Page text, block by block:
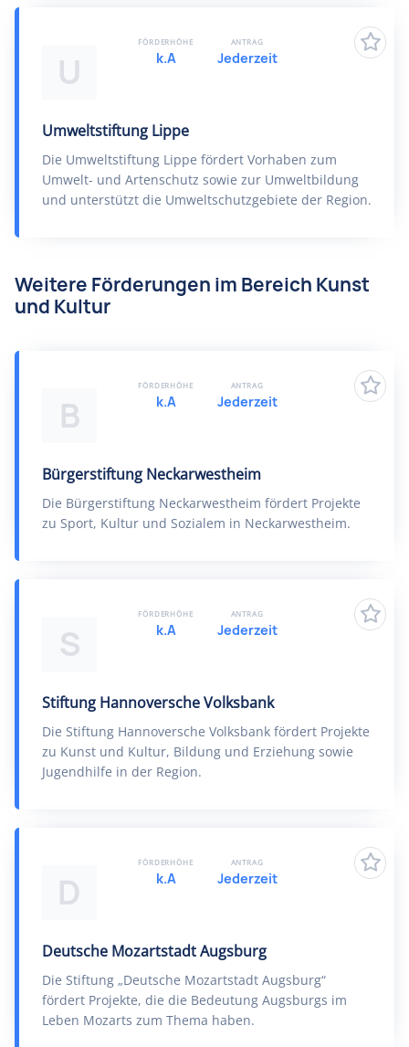
U
Umweltstiftung Lippe
Die Umweltstiftung Lippe fördert Vorhaben zum
Umwelt- und Artenschutz sowie zur Umweltbildung
und unterstützt die Umweltschutzgebiete der Region.
FÖRDERHÖHE
k.A
ANTRAG
Jederzeit
Weitere Förderungen im Bereich Kunst
und Kultur
B
Bürgerstiftung Neckarwestheim
Die Bürgerstiftung Neckarwestheim fördert Projekte
zu Sport, Kultur und Sozialem in Neckarwestheim.
FÖRDERHÖHE
k.A
ANTRAG
Jederzeit
S
Stiftung Hannoversche Volksbank
Die Stiftung Hannoversche Volksbank fördert Projekte
zu Kunst und Kultur, Bildung und Erziehung sowie
Jugendhilfe in der Region.
FÖRDERHÖHE
k.A
ANTRAG
Jederzeit
D
Deutsche Mozartstadt Augsburg
Die Stiftung „Deutsche Mozartstadt Augsburg“
fördert Projekte, die die Bedeutung Augsburgs im
Leben Mozarts zum Thema haben.
FÖRDERHÖHE
k.A
ANTRAG
Jederzeit